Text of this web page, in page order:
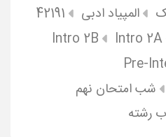
المپیاد ادبی
42191
Intro 2A
Intro 2B
Pre-
شب امتحان نهم
رشته